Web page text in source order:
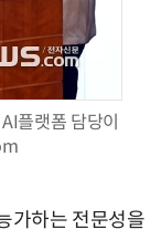
플랫폼 담당이
가하는 전문성을